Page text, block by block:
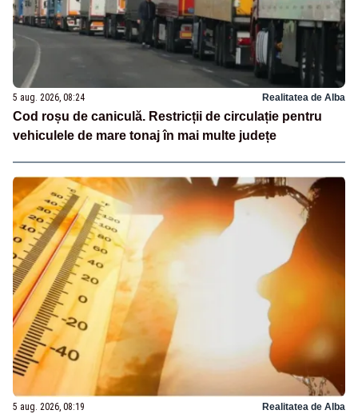
5 aug. 2026, 08:24 Realitatea de Alba
Cod roșu de caniculă. Restricții de circulație pentru
vehiculele de mare tonaj în mai multe județe
5 aug. 2026, 08:19 Realitatea de Alba